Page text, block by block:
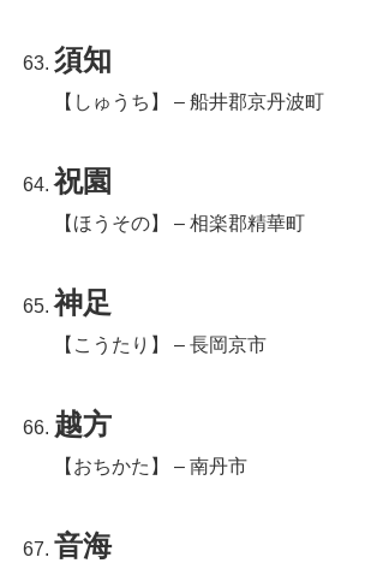
須知
【しゅうち】 – 船井郡京丹波町
祝園
【ほうその】 – 相楽郡精華町
神足
【こうたり】 – 長岡京市
越方
【おちかた】 – 南丹市
音海